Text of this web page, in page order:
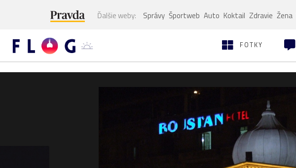
Ďalšie weby: Správy Športweb Auto Koktail Zdravie Žena
FOTKY